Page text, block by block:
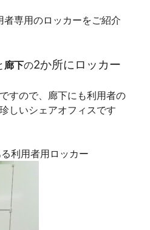
専用のロッカーをご紹介
廊下の2か所にロッカー
すので、廊下にも利用者の
しいシェアオフィスです
利用者用ロッカー